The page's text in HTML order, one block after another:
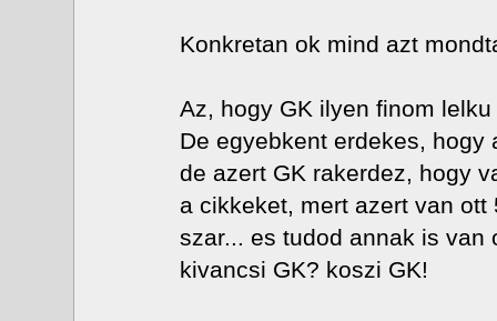
Konkretan ok mind azt
Az, hogy GK ilyen finom
De egyebkent erdekes,
de azert GK rakerdez, hogy
a cikkeket, mert azert van
szar... es tudod annak is van
kivancsi GK? koszi GK!